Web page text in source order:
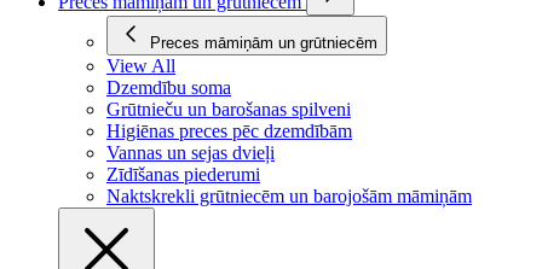
Preces māmiņām un grūtniecēm
View All
Dzemdību soma
Grūtnieču un barošanas spilveni
Higiēnas preces pēc dzemdībām
Vannas un sejas dvieļi
Zīdīšanas piederumi
Naktskrekli grūtniecēm un barojošām māmiņām